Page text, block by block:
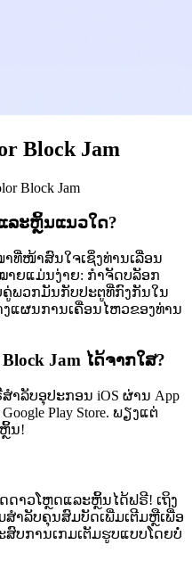
Block Jam
Block Jam
ລະຫຼິ້ນແນວໃດ?
າທີ່ໜ້າສົນໃຈເຊິ່ງທ່ານເລື່ອນ
າຍແມ່ນງ່າຍ: ກຳຈັດບລັອກ
ພວກມັນກັບປະຕູທີ່ກົງກັນໃນ
ແຜນການເຄື່ອນໄຫວຂອງທ່ານ
Jam ໄດ້ຈາກໃສ?
ສຳລັບອຸປະກອນ iOS ຜ່ານ App
Play Store. ພຽງແຕ່
ຫຼິ້ນ!
ດດາວໂຫຼດແລະຫຼິ້ນໄດ້ຟຣີ! ເຖິງ
ຳລັບຄຸນສົມບັດເພີ່ມເຕີມຫຼືເພື່ອ
ບການເກມເຕັມຮູບແບບໂດຍບໍ່